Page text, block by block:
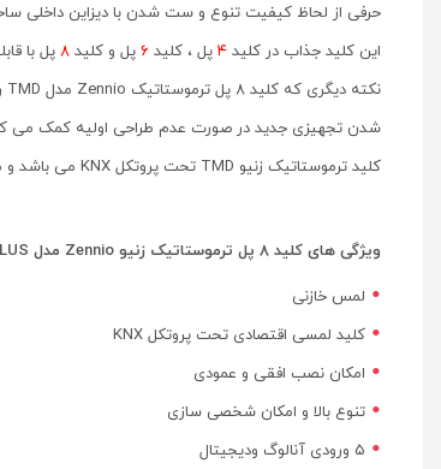
حرفی از لحاظ کیفیت تنوع و ست شدن با دیزاین داخلی
این کلید جذاب در کلید ۴ پل ، کلید ۶ پل و کلید ۸ پل با
نکته دیگری که کلید ۸ پل ترموستاتیک Zennio مدل TMD را نسبت به کلید سایر کمپانی ها متفاوت می سازد داشتن ترموستات دما در
شدن تجهیزی جدید در صورت عدم طراحی اولیه کمک می
کلید ترموستاتیک زنیو TMD تحت پروتکل KNX می باشد و منبع تامین انرژی کلید از طریق کابل KNX است.
ویژگی های کلید ۸ پل ترموستاتیک زنیو Zennio مدل TMD PLUSبا فریم PVC
لمس خازنی
کلید لمسی اقتصادی تحت پروتکل KNX
امکان نصب افقی و عمودی
تنوع بالا و امکان شخصی سازی
۵ ورودی آنالوگ ودیجیتال